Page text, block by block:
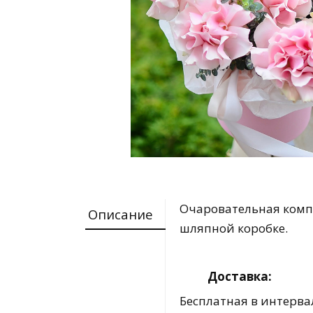
Описание
Очаровательная
шляпной коробке.
Доставка:
Бесплатная в